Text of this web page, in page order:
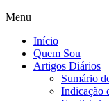
Menu
Início
Quem Sou
Artigos Diários
Sumário
Indicação